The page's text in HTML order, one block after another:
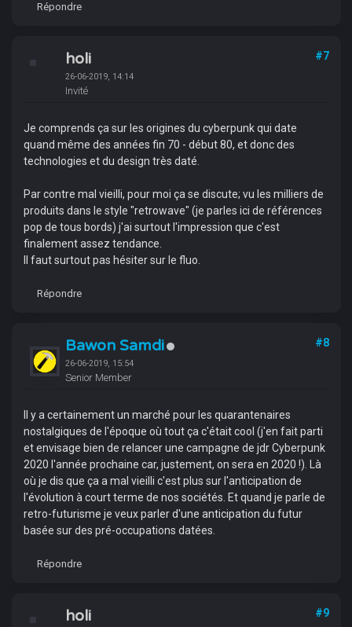
Répondre
holi
26-06-2019, 14:14
Invité
#7
Je comprends ça sur les origines du cyberpunk qui date
quand même des années fin 70 - début 80, et donc des
technologies et du design très daté.
Par contre mal vieilli, pour moi ça se discute; vu les milliers de
produits dans le style "retrowave" (je parles ici de références
pop de tous bords) j'ai surtout l'impression que c'est
finalement assez tendance.
Il faut surtout pas hésiter sur le fluo.
Répondre
Bawon Samdi
26-06-2019, 15:54
Senior Member
#8
Il y a certainement un marché pour les quarantenaires
nostalgiques de l'époque où tout ça c'était cool (j'en fait parti
et envisage bien de relancer une campagne de jdr Cyberpunk
2020 l'année prochaine car, justement, on sera en 2020 !). Là
où je dis que ça a mal vieilli c'est plus sur l'anticipation de
l'évolution à court terme de nos sociétés. Et quand je parle de
retro-futurisme je veux parler d'une anticipation du futur
basée sur des pré-occupations datées.
Répondre
holi #9